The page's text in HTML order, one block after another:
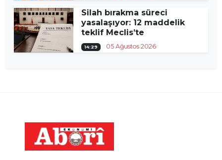
Silah bırakma süreci
yasalaşıyor: 12 maddelik
teklif Meclis’te
14:29 05 Ağustos 2026